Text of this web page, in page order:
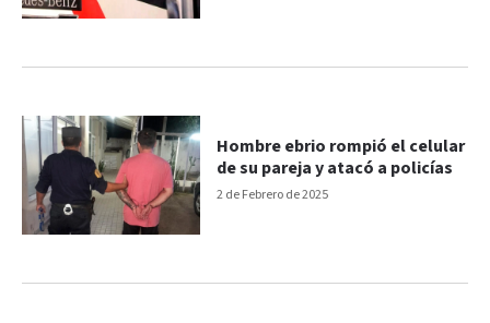
2 de Febrero de 2025
Hombre ebrio rompió el celular
de su pareja y atacó a policías